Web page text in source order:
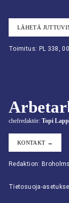
LÄHETÄ
Toimitus: PL 338,
chefredaktör: Topi
KONTAKT →
Redaktion:
Tietosuoja-